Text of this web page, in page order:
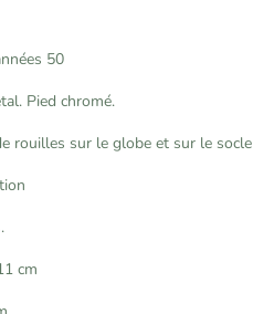
50
Pied chromé.
rouilles sur le globe et sur le socle
cm